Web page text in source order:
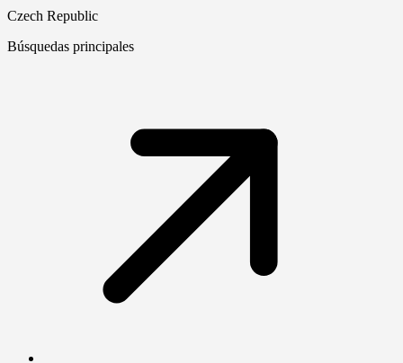
Czech Republic
Búsquedas principales